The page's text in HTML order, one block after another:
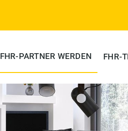
FHR-PARTNER WERDEN FHR-